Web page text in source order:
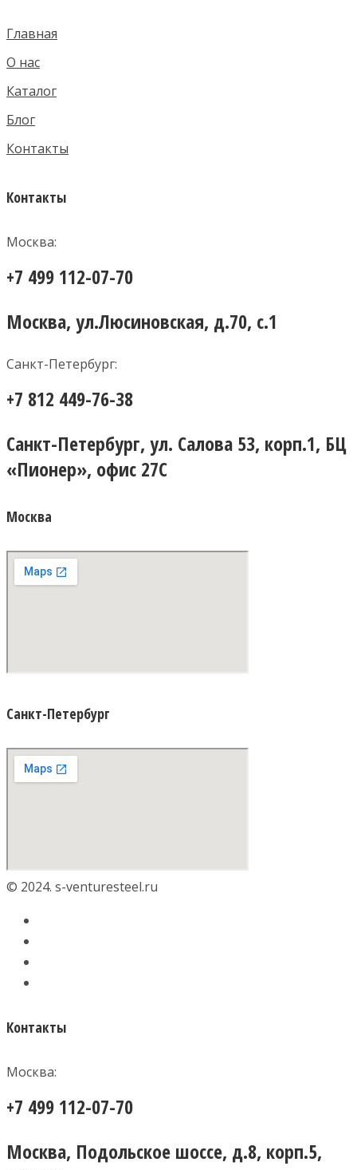
Главная
О нас
Каталог
Блог
Контакты
Контакты
Москва:
+7 499 112-07-70
Москва, ул.Люсиновская, д.70, с.1
Санкт-Петербург:
+7 812 449-76-38
Санкт-Петербург, ул. Салова 53, корп.1, БЦ
«Пионер», офис 27С
Москва
Санкт-Петербург
© 2024. s-venturesteel.ru
Контакты
Москва:
+7 499 112-07-70
Москва, Подольское шоссе, д.8, корп.5,